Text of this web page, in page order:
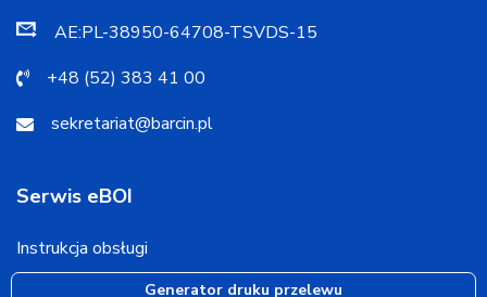
AE:PL-38950-64708-TSVDS-15
+48 (52) 383 41 00
sekretariat@barcin.pl
Serwis eBOI
Instrukcja obsługi
Generator druku przelewu